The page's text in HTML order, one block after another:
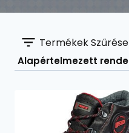
Termékek Szűrése